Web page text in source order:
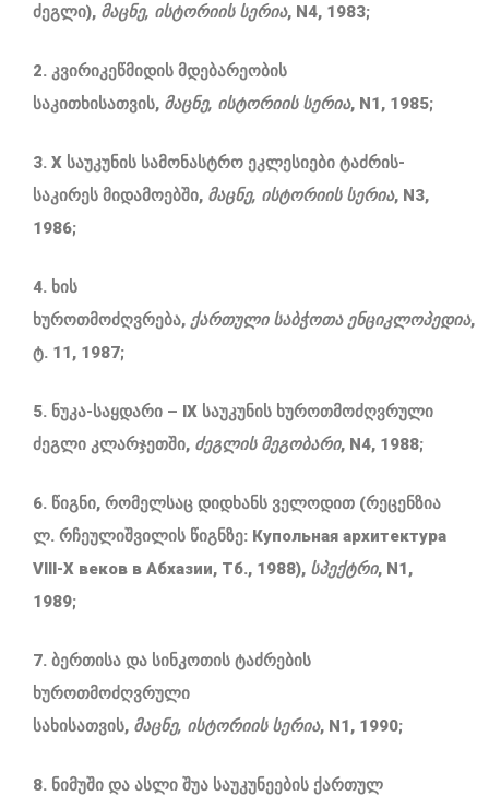
ძეგლი), მაცნე, ისტორიის სერია, N4, 1983;
2. კვირიკეწმიდის მდებარეობის
საკითხისათვის, მაცნე, ისტორიის სერია, N1, 1985;
3. X საუკუნის სამონასტრო ეკლესიები ტაძრის-
საკირეს მიდამოებში, მაცნე, ისტორიის სერია, N3,
1986;
4. ხის
ხუროთმოძღვრება, ქართული საბჭოთა ენციკლოპედია,
ტ. 11, 1987;
5. ნუკა-საყდარი – IX საუკუნის ხუროთმოძღვრული
ძეგლი კლარჯეთში, ძეგლის მეგობარი, N4, 1988;
6. წიგნი, რომელსაც დიდხანს ველოდით (რეცენზია
ლ. რჩეულიშვილის წიგნზე: Купольная архитектура
VIII-X веков в Абхазии, Тб., 1988), სპექტრი, N1,
1989;
7. ბერთისა და სინკოთის ტაძრების
ხუროთმოძღვრული
სახისათვის, მაცნე, ისტორიის სერია, N1, 1990;
8. ნიმუში და ასლი შუა საუკუნეების ქართულ